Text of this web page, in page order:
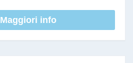
Maggiori info